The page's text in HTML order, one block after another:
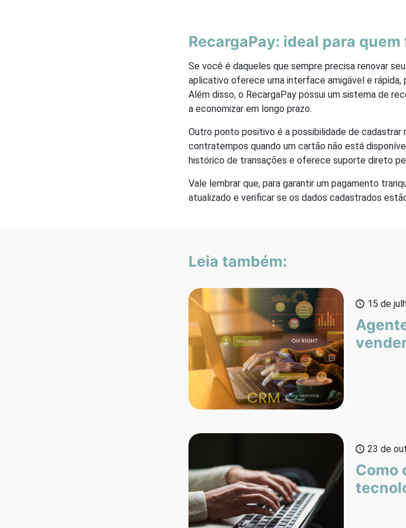
RecargaPay: ideal para
Se você é daqueles que sempre precisa renovar
aplicativo oferece uma interface amigável e
Além disso, o RecargaPay possui um sistema de
a economizar em longo prazo.
Outro ponto positivo é a possibilidade de
contratempos quando um cartão não está
histórico de transações e oferece suporte direto
Vale lembrar que, para garantir um pagamento
atualizado e verificar se os dados cadastrados
Leia também:
15 de
23 de
Como